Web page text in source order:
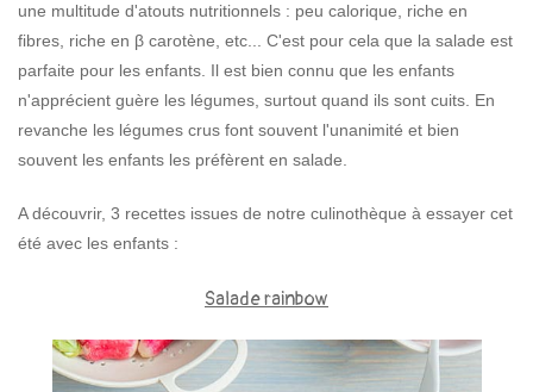
une multitude d'atouts nutritionnels : peu calorique, riche en
fibres, riche en β carotène, etc... C'est pour cela que la salade est
parfaite pour les enfants. Il est bien connu que les enfants
n'apprécient guère les légumes, surtout quand ils sont cuits. En
revanche les légumes crus font souvent l'unanimité et bien
souvent les enfants les préfèrent en salade.
A découvrir, 3 recettes issues de notre culinothèque à essayer cet
été avec les enfants :
Salade rainbow